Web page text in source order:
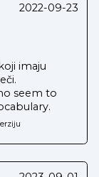
2022-09-23
imaju
seem to